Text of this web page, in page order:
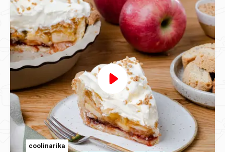
coolinarika